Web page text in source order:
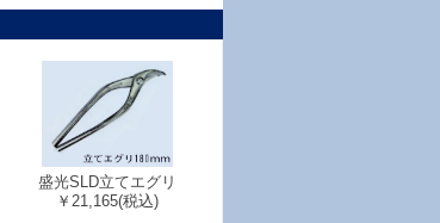
盛光SLD立てエグリ
￥21,165(税込)